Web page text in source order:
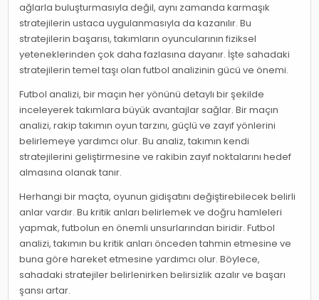
ağlarla buluşturmasıyla değil, aynı zamanda karmaşık
stratejilerin ustaca uygulanmasıyla da kazanılır. Bu
stratejilerin başarısı, takımların oyuncularının fiziksel
yeteneklerinden çok daha fazlasına dayanır. İşte sahadaki
stratejilerin temel taşı olan futbol analizinin gücü ve önemi.
Futbol analizi, bir maçın her yönünü detaylı bir şekilde
inceleyerek takımlara büyük avantajlar sağlar. Bir maçın
analizi, rakip takımın oyun tarzını, güçlü ve zayıf yönlerini
belirlemeye yardımcı olur. Bu analiz, takımın kendi
stratejilerini geliştirmesine ve rakibin zayıf noktalarını hedef
almasına olanak tanır.
Herhangi bir maçta, oyunun gidişatını değiştirebilecek belirli
anlar vardır. Bu kritik anları belirlemek ve doğru hamleleri
yapmak, futbolun en önemli unsurlarından biridir. Futbol
analizi, takımın bu kritik anları önceden tahmin etmesine ve
buna göre hareket etmesine yardımcı olur. Böylece,
sahadaki stratejiler belirlenirken belirsizlik azalır ve başarı
şansı artar.